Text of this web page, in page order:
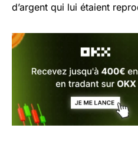
d’argent qui lui étaient